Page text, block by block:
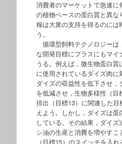
消費者のマーケットで急速に
の植物ベースの蛋白質と異な
糧は大衆の支持を得るのには
う。
循環型飼料テクノロジーは
な開発目標にプラスにもマイ
うる。例えば，微生物蛋白
に使用されているダイズ肉に
ダイズの収益性を低下させ
を低減させ，生物多様性（目
排出（目標13）に関連した
えよう。しかし，ダイズは
している。その結果，ダイ
シ油の生産と消費を増やすこ
（目標15）のスイッチを入